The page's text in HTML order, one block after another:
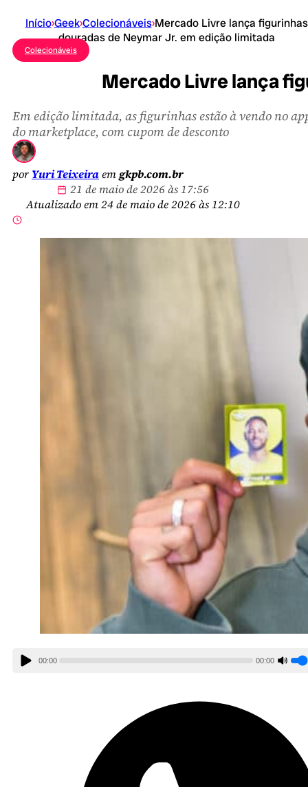
Início›Geek›Colecionáveis›Mercado Livre lança figurinhas
douradas de Neymar Jr. em edição limitada
Colecionáveis
Mercado Livre lança
Em edição limitada, as figurinhas estão à vendo no
do marketplace, com cupom de desconto
por Yuri Teixeiraemgkpb.com.br
21 de maio de 2026 às 17:56
Atualizado em 24 de maio de 2026 às 12:10
00:00 00:00